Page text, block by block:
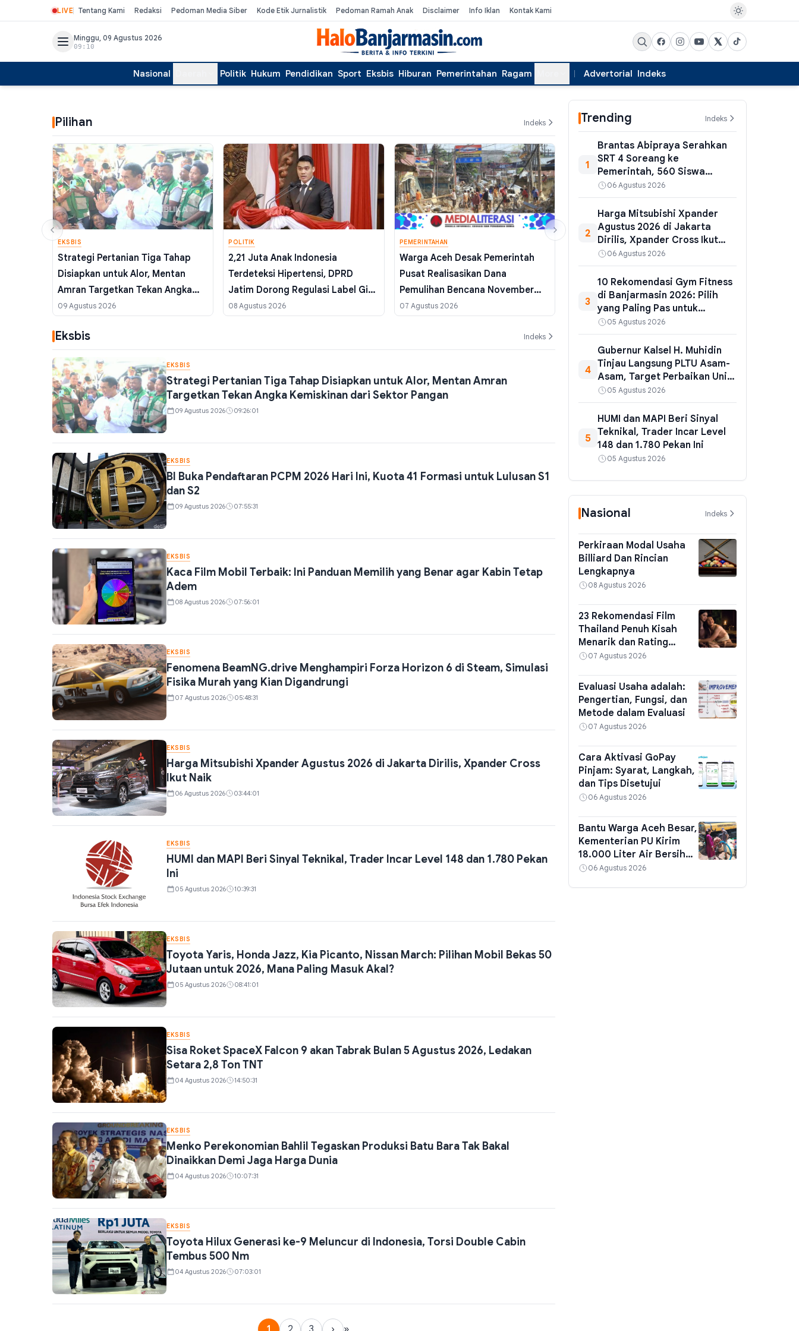
LIVE Tentang Kami Redaksi Pedoman Media Siber Kode Etik Jurnalistik Pedoman Ramah Anak Disclaimer Info Iklan Kontak Kami
Minggu, 09 Agustus 2026
09:10
Nasional Politik Hukum Pendidikan Sport Eksbis Hiburan Pemerintahan Ragam Advertorial Indeks
Pilihan Indeks
EKSBIS
Strategi Pertanian Tiga Tahap
Disiapkan untuk Alor, Mentan
Amran Targetkan Tekan Angka
Kemiskinan dari Sektor Pangan
09 Agustus 2026
POLITIK
2,21 Juta Anak Indonesia
Terdeteksi Hipertensi, DPRD
Jatim Dorong Regulasi Label Gizi
Wajib
08 Agustus 2026
PEMERINTAHAN
Warga Aceh Desak Pemerintah
Pusat Realisasikan Dana
Pemulihan Bencana November
2025 Sebelum Akhir Tahun
07 Agustus 2026
Kuasa Hukum Eks Ketua Yayasan
Temuan Ratusan Senjata di
Sekolah Jaksel
07 Agustus 2026
Eksbis Indeks
EKSBIS
Strategi Pertanian Tiga Tahap Disiapkan untuk Alor, Mentan Amran
Targetkan Tekan Angka Kemiskinan dari Sektor Pangan
09 Agustus 2026 09:26:01
EKSBIS
BI Buka Pendaftaran PCPM 2026 Hari Ini, Kuota 41 Formasi untuk Lulusan S1
dan S2
09 Agustus 2026 07:55:31
EKSBIS
Kaca Film Mobil Terbaik: Ini Panduan Memilih yang Benar agar Kabin Tetap
Adem
08 Agustus 2026 07:56:01
EKSBIS
Fenomena BeamNG.drive Menghampiri Forza Horizon 6 di Steam, Simulasi
Fisika Murah yang Kian Digandrungi
07 Agustus 2026 05:48:31
EKSBIS
Harga Mitsubishi Xpander Agustus 2026 di Jakarta Dirilis, Xpander Cross
Ikut Naik
06 Agustus 2026 03:44:01
EKSBIS
HUMI dan MAPI Beri Sinyal Teknikal, Trader Incar Level 148 dan 1.780 Pekan
Ini
05 Agustus 2026 10:39:31
EKSBIS
Toyota Yaris, Honda Jazz, Kia Picanto, Nissan March: Pilihan Mobil Bekas 50
Jutaan untuk 2026, Mana Paling Masuk Akal?
05 Agustus 2026 08:41:01
EKSBIS
Sisa Roket SpaceX Falcon 9 akan Tabrak Bulan 5 Agustus 2026, Ledakan
Setara 2,8 Ton TNT
04 Agustus 2026 14:50:31
EKSBIS
Menko Perekonomian Bahlil Tegaskan Produksi Batu Bara Tak Bakal
Dinaikkan Demi Jaga Harga Dunia
04 Agustus 2026 10:07:31
EKSBIS
Toyota Hilux Generasi ke-9 Meluncur di Indonesia, Torsi Double Cabin
Tembus 500 Nm
04 Agustus 2026 07:03:01
Trending Indeks
1
Brantas Abipraya Serahkan
SRT 4 Soreang ke
Pemerintah, 560 Siswa
Langsung Ikut MPLS
06 Agustus 2026
2
Harga Mitsubishi Xpander
Agustus 2026 di Jakarta
Dirilis, Xpander Cross Ikut
Naik06 Agustus 2026
3
10 Rekomendasi Gym Fitness
di Banjarmasin 2026: Pilih
yang Paling Pas untuk
Targetmu
05 Agustus 2026
4
Gubernur Kalsel H. Muhidin
Tinjau Langsung PLTU Asam-
Asam, Target Perbaikan Unit
54 MW Rampung 25 Agustus
2026
05 Agustus 2026
5
HUMI dan MAPI Beri Sinyal
Teknikal, Trader Incar Level
148 dan 1.780 Pekan Ini
05 Agustus 2026
Nasional Indeks
Perkiraan Modal Usaha
Billiard Dan Rincian
Lengkapnya
08 Agustus 2026
23 Rekomendasi Film
Thailand Penuh Kisah
Menarik dan Rating
Tinggi
07 Agustus 2026
Evaluasi Usaha adalah:
Pengertian, Fungsi, dan
Metode dalam Evaluasi
07 Agustus 2026
Cara Aktivasi GoPay
Pinjam: Syarat, Langkah,
dan Tips Disetujui
06 Agustus 2026
Bantu Warga Aceh Besar,
Kementerian PU Kirim
18.000 Liter Air Bersih
Bertahap
06 Agustus 2026